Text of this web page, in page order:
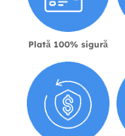
Plată 100% sigură